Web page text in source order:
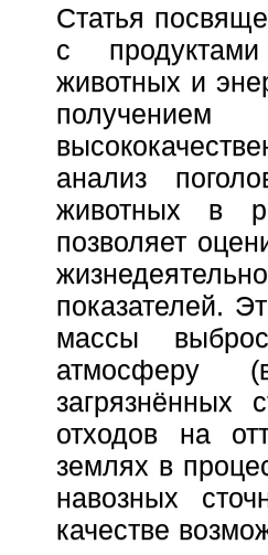
Статья
с продуктами
животных и
анализ
животных в
позволяет
показателей.
массы
атмосферу
загрязнённых
отходов на
землях в
навозных
качестве